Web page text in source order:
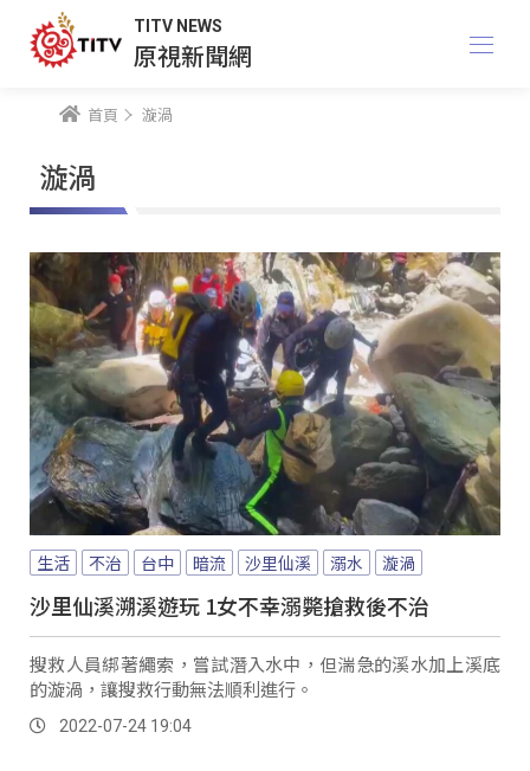
TITV NEWS
原視新聞網
首頁 漩渦
漩渦
生活 不治 台中 暗流 沙里仙溪 溺水 漩渦
沙里仙溪溯溪遊玩 1女不幸溺斃搶救後不治
搜救人員綁著繩索，嘗試潛入水中，但湍急的溪水加上溪底
的漩渦，讓搜救行動無法順利進行。
2022-07-24 19:04